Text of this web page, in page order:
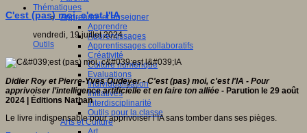
Thématiques
Apprendre et enseigner
Apprendre
Apprentissages
Apprentissages collaboratifs
Créativité
Culture numérique
Evaluations
Individualisation
Initiatives
Interdisciplinarité
Outils pour la classe
Arts et Culture
C'est (pas) moi, c'est l'IA
vendredi, 19 juillet 2024
Outils
Didier Roy et Pierre-Yves Oudeyer - C'est (pas) moi, c'est l'IA - Pour
apprivoiser l’intelligence artificielle et en faire ton alliée - Parution le 29 août
2024 | Éditions Nathan
Le livre indispensable pour apprivoiser l’IA sans tomber dans ses pièges.